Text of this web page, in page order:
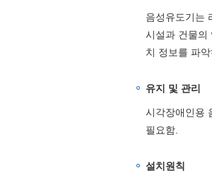
음성유도기는
시설과 건물의
치 정보를 파
유지 및 관리
시각장애인용
필요함.
설치원칙